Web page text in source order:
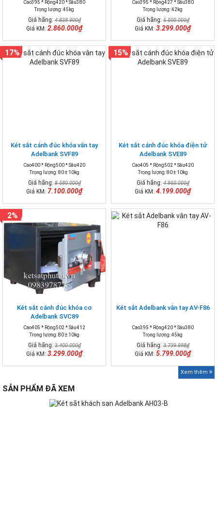
Cao395 * Rộng420 * Sâu380
Trọng lượng: 45kg
Giá hãng:4.838.900₫
Giá KM: 2.860.000₫
Cao395 * Rộng427 * Sâu380
Trọng lượng: 42kg
Giá hãng:5.500.000₫
Giá KM: 3.299.000₫
Két sắt cánh đúc khóa vân tay
Adelbank SVF89
Cao400 * Rộng500 * Sâu420
Trọng lượng: 80 ± 10kg
Giá hãng:8.580.000₫
Giá KM: 7.100.000₫
17%
Két sắt cánh đúc khóa điện tử
Adelbank SVE89
Cao405 * Rộng502 * Sâu420
Trọng lượng: 80 ± 10kg
Giá hãng:4.950.000₫
Giá KM: 4.199.000₫
15%
Két sắt cánh đúc khóa cơ
Adelbank SVC89
Cao405 * Rộng502 * Sâu412
Trọng lượng: 80 ± 10kg
Giá hãng:3.400.000₫
Giá KM: 3.299.000₫
2%
Két sắt Adelbank vân tay AV-F86
Cao395 * Rộng420 * Sâu380
Trọng lượng: 45kg
Giá hãng:3.739.998₫
Giá KM: 5.799.000₫
Xem thêm
SẢN PHẨM ĐÃ XEM